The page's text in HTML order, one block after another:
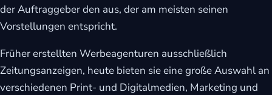
der Auftraggeber den aus, der am meisten seinen
Vorstellungen entspricht.
Früher erstellten Werbeagenturen ausschließlich
Zeitungsanzeigen, heute bieten sie eine große Auswahl an
verschiedenen Print- und Digitalmedien, Marketing und